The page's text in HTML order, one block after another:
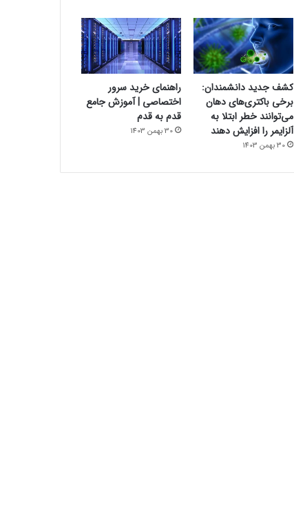
کشف جدید دانشمندان:
برخی باکتری‌های دهان
می‌توانند خطر ابتلا به
آلزایمر را افزایش دهند
30 بهمن 1403
راهنمای خرید سرور
اختصاصی | آموزش جامع
قدم به قدم
30 بهمن 1403